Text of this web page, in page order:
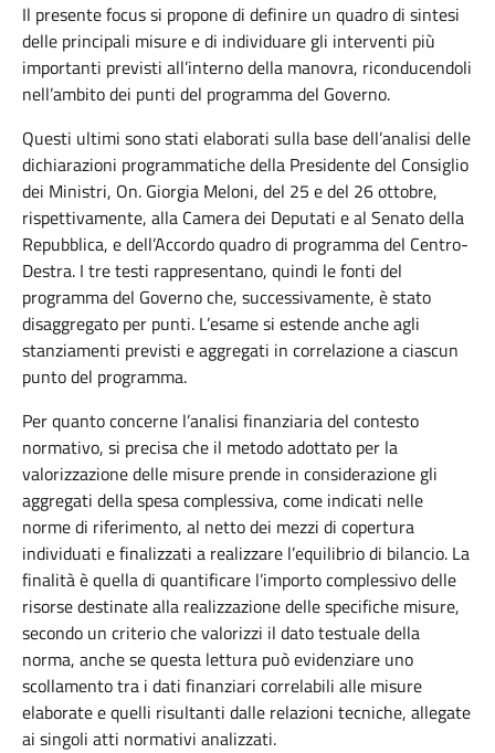
Il presente focus si propone di definire un quadro di sintesi
delle principali misure e di individuare gli interventi più
importanti previsti all’interno della manovra, riconducendoli
nell’ambito dei punti del programma del Governo.
Questi ultimi sono stati elaborati sulla base dell’analisi delle
dichiarazioni programmatiche della Presidente del Consiglio
dei Ministri, On. Giorgia Meloni, del 25 e del 26 ottobre,
rispettivamente, alla Camera dei Deputati e al Senato della
Repubblica, e dell’Accordo quadro di programma del Centro-
Destra. I tre testi rappresentano, quindi le fonti del
programma del Governo che, successivamente, è stato
disaggregato per punti. L’esame si estende anche agli
stanziamenti previsti e aggregati in correlazione a ciascun
punto del programma.
Per quanto concerne l’analisi finanziaria del contesto
normativo, si precisa che il metodo adottato per la
valorizzazione delle misure prende in considerazione gli
aggregati della spesa complessiva, come indicati nelle
norme di riferimento, al netto dei mezzi di copertura
individuati e finalizzati a realizzare l’equilibrio di bilancio. La
finalità è quella di quantificare l’importo complessivo delle
risorse destinate alla realizzazione delle specifiche misure,
secondo un criterio che valorizzi il dato testuale della
norma, anche se questa lettura può evidenziare uno
scollamento tra i dati finanziari correlabili alle misure
elaborate e quelli risultanti dalle relazioni tecniche, allegate
ai singoli atti normativi analizzati.